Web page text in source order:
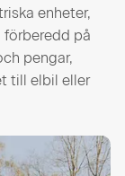
enheter,
förberedd på
pengar,
till elbil eller